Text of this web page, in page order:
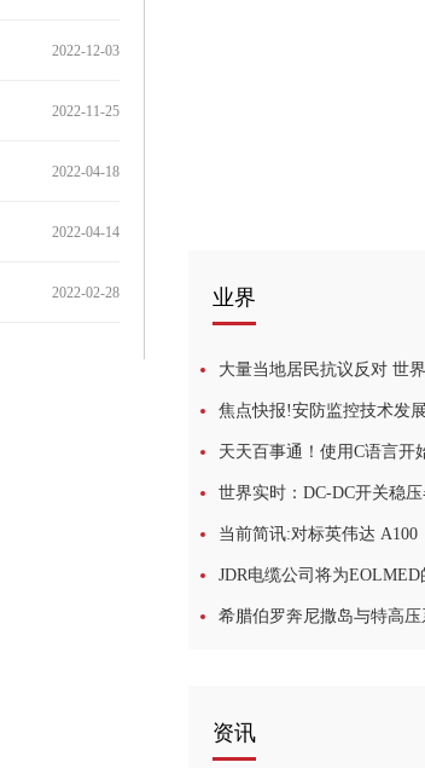
2022-12-03
2022-11-25
2022-04-18
2022-04-14
2022-02-28 业界
焦点快报!安防监控技术发
资讯